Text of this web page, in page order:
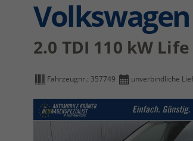
2.0 TDI 110 kW
Fahrzeugnr.: 357749 unverbindliche